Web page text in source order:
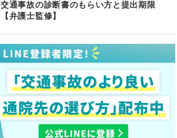
交通事故の診断書のもらい方と提出期限
【弁護士監修】